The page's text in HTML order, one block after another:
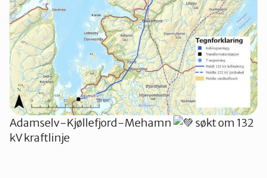
Adamselv-Kjøllefjord-Mehamn
søkt om 132
kV kraftlinje